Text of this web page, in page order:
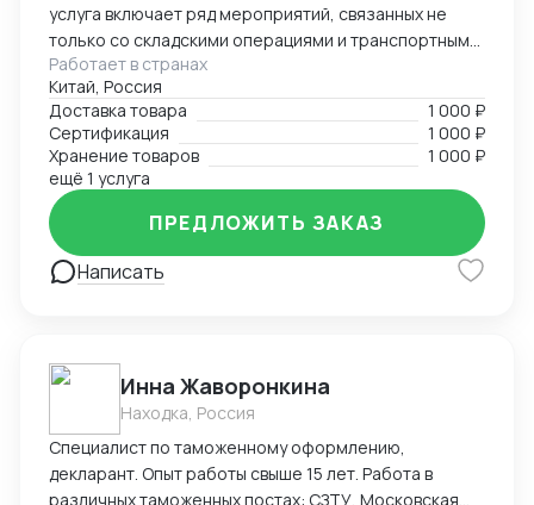
услуга включает ряд мероприятий, связанных не
только со складскими операциями и транспортным
сопровождением. В нее также входит таможенное
оформление, помощь в заполнении необходимой
сопроводительной и разрешительной
документации.
Работает в странах
Китай, Россия
Доставка товара
1 000 ₽
Сертификация
1 000 ₽
Хранение товаров
1 000 ₽
ещё 1 услуга
Написать
ПРЕДЛОЖИТЬ ЗАКАЗ
Инна Жаворонкина
Находка, Россия
Специалист по таможенному оформлению,
декларант. Опыт работы свыше 15 лет. Работа в
различных таможенных постах: СЗТУ, Московская